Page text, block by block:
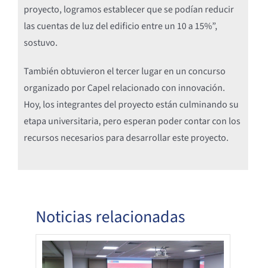
proyecto, logramos establecer que se podían reducir
las cuentas de luz del edificio entre un 10 a 15%”,
sostuvo.
También obtuvieron el tercer lugar en un concurso
organizado por Capel relacionado con innovación.
Hoy, los integrantes del proyecto están culminando su
etapa universitaria, pero esperan poder contar con los
recursos necesarios para desarrollar este proyecto.
Noticias relacionadas